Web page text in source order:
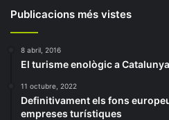
Publicacions més vistes
8 abril, 2016
El turisme enològic a
11 octubre, 2022
Definitivament els fons
empreses turístiques